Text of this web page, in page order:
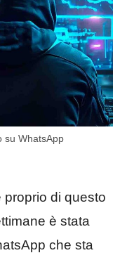
su WhatsApp
di questo
è stata
che sta